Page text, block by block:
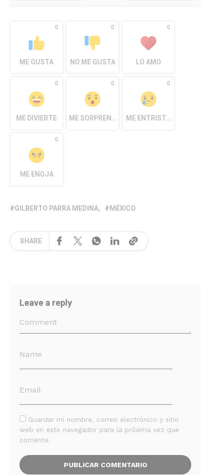
0
ME GUSTA
0
NO ME GUSTA
0
LO AMO
0
ME DIVIERTE
0
ME SORPRENDE
0
ME ENTRISTECE
0
ME ENOJA
GILBERTO PARRA MEDINA MÉXICO
SHARE
Leave a reply
Guardar mi nombre, correo electrónico y sitio
web en este navegador para la próxima vez que
comente.